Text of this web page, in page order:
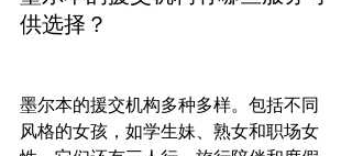
供选择？
墨尔本的援交机构多种多样。包括不同
风格的女孩，如学生妹、熟女和职场女